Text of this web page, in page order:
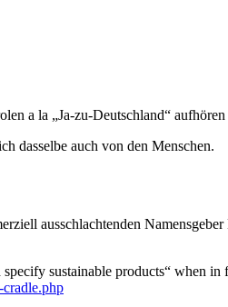
a la „Ja-zu-Deutschland“
dasselbe auch von den Menschen.
ausschlachtenden
sustainable products“ when in